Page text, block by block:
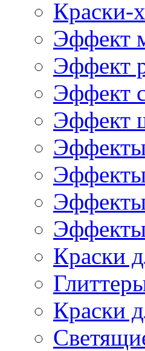
Краски-
Эффект
Эффект
Эффект
Эффект
Эффекты
Краски
Краски